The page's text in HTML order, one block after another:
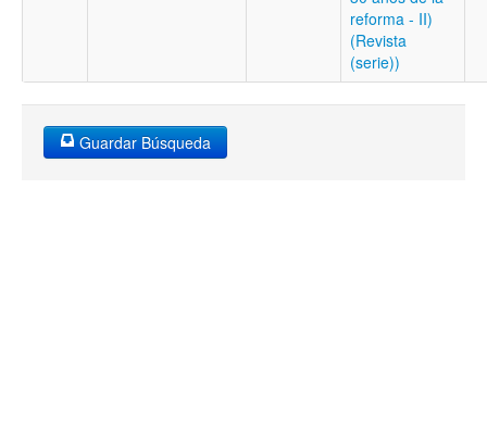
reforma - II)
(Revista
(serie))
Guardar Búsqueda